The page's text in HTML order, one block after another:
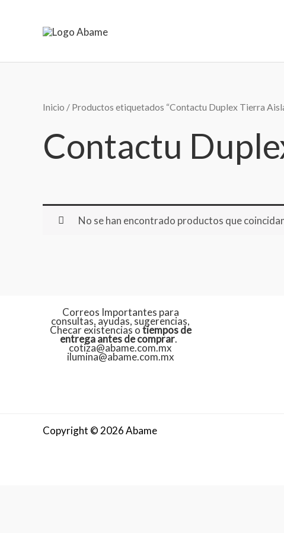
Inicio / Productos etiquetados “Contactu Duplex Tierra
Contactu
No se han encontrado productos que
Correos Importantes para
consultas, ayudas, sugerencias,
Checar existencias otiempos de
entrega antes de comprar.
cotiza@abame.com.mx
ilumina@abame.com.mx
Copyright © 2026 Abame